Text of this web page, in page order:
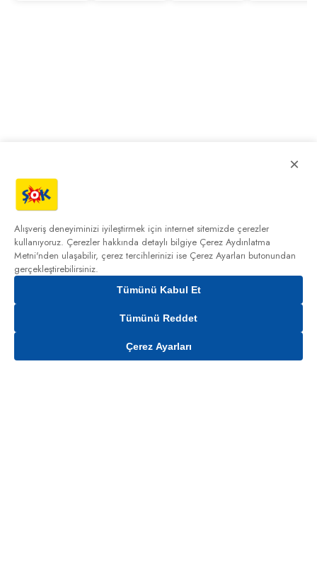
Gelince Haber Ver
×
Alışveriş deneyiminizi iyileştirmek için internet sitemizde çerezler
kullanıyoruz. Çerezler hakkında detaylı bilgiye Çerez Aydınlatma
Metni'nden ulaşabilir, çerez tercihlerinizi ise Çerez Ayarları butonundan
gerçekleştirebilirsiniz.
Tümünü Kabul Et
Tümünü Reddet
Çerez Ayarları